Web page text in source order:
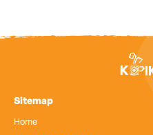
Sitemap
Home